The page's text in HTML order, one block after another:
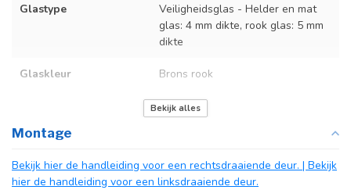
Glastype
Veiligheidsglas - Helder en mat
glas: 4 mm dikte, rook glas: 5 mm
dikte
Glaskleur Brons rook
Op maat gemaakt
Kozijnmaat
Incl. deurgreep Standaard Deurgreep Binnendeur
Bekijk alles
Montage
Bekijk hier de handleiding voor een rechtsdraaiende deur. | Bekijk
hier de handleiding voor een linksdraaiende deur.